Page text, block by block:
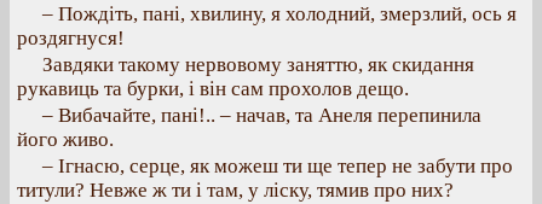
– Пождіть, пані, хвилину, я холодний, змерзлий, ось я
роздягнуся!
Завдяки такому нервовому заняттю, як скидання
рукавиць та бурки, і він сам прохолов дещо.
– Вибачайте, пані!.. – начав, та Анеля перепинила
його живо.
– Ігнасю, серце, як можеш ти ще тепер не забути про
титули? Невже ж ти і там, у ліску, тямив про них?